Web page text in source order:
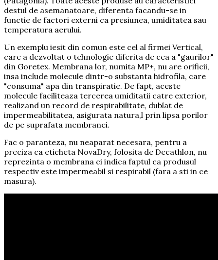
destul de asemanatoare, diferenta facandu-se in
functie de factori externi ca presiunea, umiditatea sau
temperatura aerului.
Un exemplu iesit din comun este cel al firmei Vertical,
care a dezvoltat o tehnologie diferita de cea a "gaurilor"
din Goretex. Membrana lor, numita MP+, nu are orificii,
insa include molecule dintr-o substanta hidrofila, care
"consuma" apa din transpiratie. De fapt, aceste
molecule faciliteaza tercerea umiditatii catre exterior,
realizand un record de respirabilitate, dublat de
impermeabilitatea, asigurata natura,l prin lipsa porilor
de pe suprafata membranei.
Fac o paranteza, nu neaparat necesara, pentru a
preciza ca eticheta NovaDry, folosita de Decathlon, nu
reprezinta o membrana ci indica faptul ca produsul
respectiv este impermeabil si respirabil (fara a sti in ce
masura).